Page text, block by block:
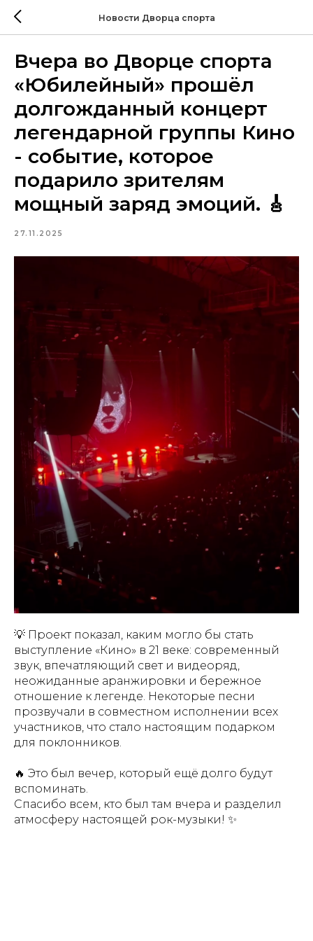
Новости Дворца спорта
Вчера во Дворце спорта
«Юбилейный» прошёл
долгожданный концерт
легендарной группы Кино
- событие, которое
подарило зрителям
мощный заряд эмоций. 🎸
27.11.2025
💡 Проект показал, каким могло бы стать
выступление «Кино» в 21 веке: современный
звук, впечатляющий свет и видеоряд,
неожиданные аранжировки и бережное
отношение к легенде. Некоторые песни
прозвучали в совместном исполнении всех
участников, что стало настоящим подарком
для поклонников.
🔥 Это был вечер, который ещё долго будут
вспоминать.
Спасибо всем, кто был там вчера и разделил
атмосферу настоящей рок-музыки! ✨